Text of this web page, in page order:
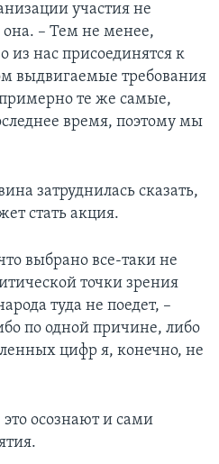
участия не
– Тем не менее,
из нас присоединятся к
выдвигаемые требования
те же самые,
время, поэтому мы
затруднилась сказать,
стать акция.
выбрано все-таки не
точки зрения
туда не поедет, –
по одной причине, либо
цифр я, конечно, не
осознают и сами